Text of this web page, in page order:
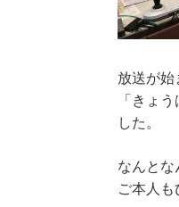
放送が始
「きょ
した。
なんとな
ご本人